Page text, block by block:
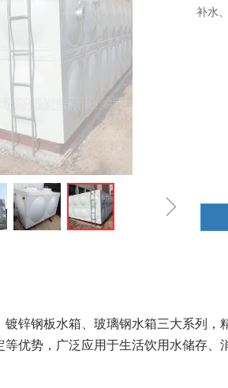
ꁇ
补水
镀锌钢板水箱、玻璃钢水箱三大系列
等优势，广泛应用于生活饮用水储存